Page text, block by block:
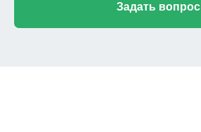
Задать вопрос